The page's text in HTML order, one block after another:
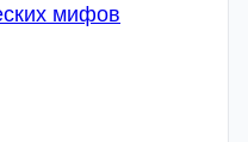
мифов